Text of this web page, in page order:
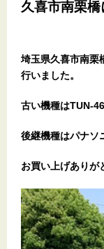
久喜市南栗橋
埼玉県久喜市南栗
行いました。
古い機種はTUN-
後継機種はパナソ
お買い上げありが